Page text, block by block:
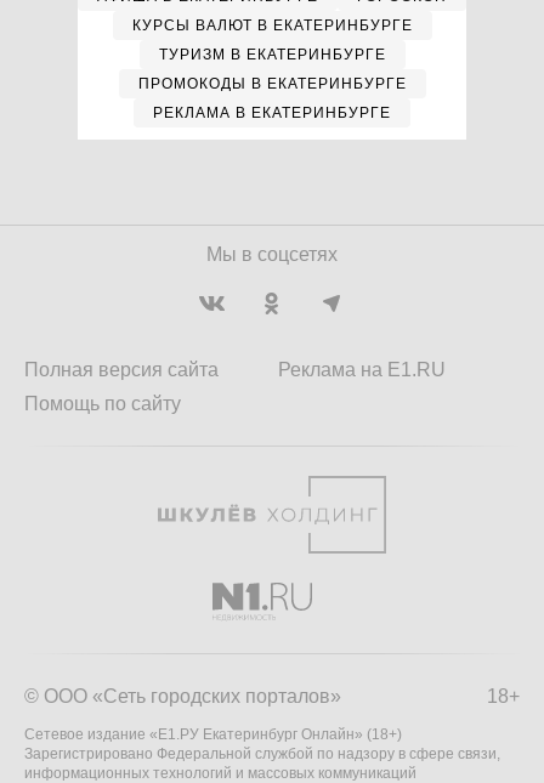
КУРСЫ ВАЛЮТ В ЕКАТЕРИНБУРГЕ
ТУРИЗМ В ЕКАТЕРИНБУРГЕ
ПРОМОКОДЫ В ЕКАТЕРИНБУРГЕ
РЕКЛАМА В ЕКАТЕРИНБУРГЕ
Мы в соцсетях
Полная версия сайта
Помощь по сайту
Реклама на E1.RU
18+
© ООО «Сеть городских порталов»
Сетевое издание «Е1.РУ Екатеринбург Онлайн» (18+)
Зарегистрировано Федеральной службой по надзору в сфере связи,
информационных технологий и массовых коммуникаций